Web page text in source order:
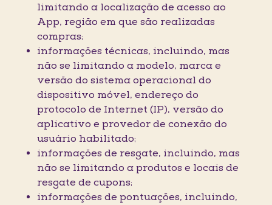
limitando a localização de acesso ao
App, região em que são realizadas
compras;
informações técnicas, incluindo, mas
não se limitando a modelo, marca e
versão do sistema operacional do
dispositivo móvel, endereço do
protocolo de Internet (IP), versão do
aplicativo e provedor de conexão do
usuário habilitado;
informações de resgate, incluindo, mas
não se limitando a produtos e locais de
resgate de cupons;
informações de pontuações, incluindo,